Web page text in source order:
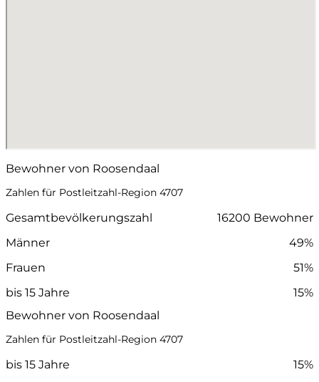
Bewohner von Roosendaal
Zahlen für Postleitzahl-Region 4707
Gesamtbevölkerungszahl
16200 Bewohner
Männer
49%
Frauen
51%
bis 15 Jahre
15%
Bewohner von Roosendaal
Zahlen für Postleitzahl-Region 4707
bis 15 Jahre
15%